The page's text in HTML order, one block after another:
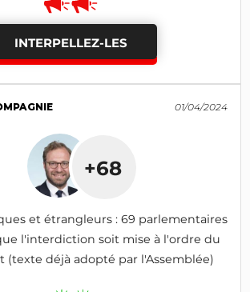
INTERPELLEZ-LES
01/04/2024
+68
et étrangleurs : 69 parlementaires
l'interdiction soit mise à l'ordre du
(texte déjà adopté par l'Assemblée)